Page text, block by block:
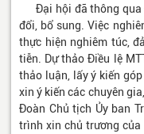
Đại hội đã thông qua
đổi, bổ sung. Việc
thực hiện nghiêm túc,
tiễn. Dự thảo Điều lệ
thảo luận, lấy ý kiến
xin ý kiến các chuyên
Đoàn Chủ tịch Ủy ban
trình xin chủ trương của